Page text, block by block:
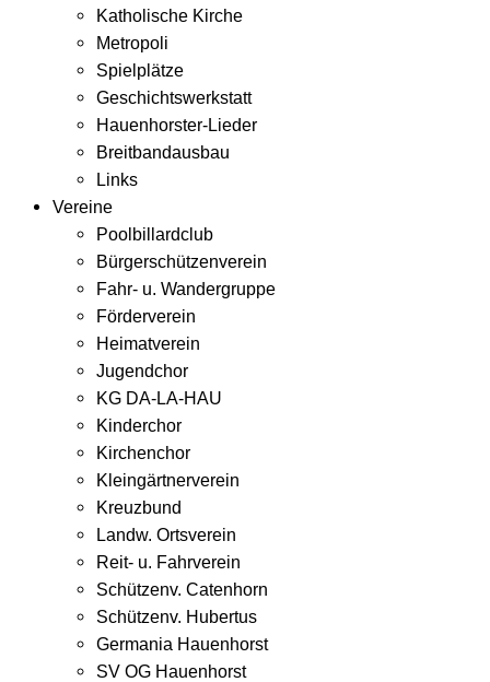
Katholische Kirche
Metropoli
Spielplätze
Geschichtswerkstatt
Hauenhorster-Lieder
Breitbandausbau
Links
Vereine
Poolbillardclub
Bürgerschützenverein
Fahr- u. Wandergruppe
Förderverein
Heimatverein
Jugendchor
KG DA-LA-HAU
Kinderchor
Kirchenchor
Kleingärtnerverein
Kreuzbund
Landw. Ortsverein
Reit- u. Fahrverein
Schützenv. Catenhorn
Schützenv. Hubertus
Germania Hauenhorst
SV OG Hauenhorst